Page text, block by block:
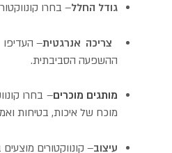
גודל החלל– בחרו
צריכה אנרגטית–
ההשפעה הסביבתית.
מותגים מוכרים– בחרו
מוכח של איכות, בטיחות
עיצוב– קונווקטורים